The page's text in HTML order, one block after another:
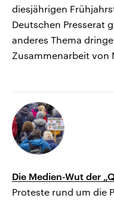
diesjährigen
Deutschen Presserat
anderes Thema
Zusammenarbeit von
Die Medien-Wut der
Proteste rund um die